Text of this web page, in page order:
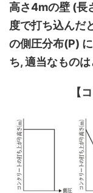
高さ4mの壁 (長
度で打ち込んだ
の側圧分布(P)
ち, 適当なものは
【